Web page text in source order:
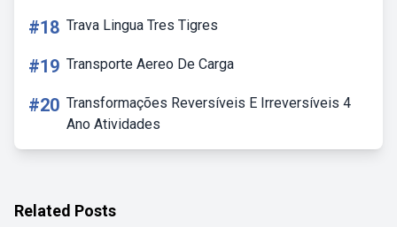
#18 Trava Lingua Tres Tigres
#19 Transporte Aereo De Carga
#20 Transformações Reversíveis E Irreversíveis 4
Ano Atividades
Related Posts